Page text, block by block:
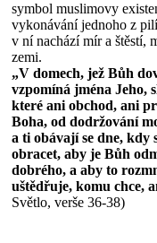
symbol muslimovy
vykonávání jednoho z
v ní nachází mír a štěstí,
zemi.
„V domech, jež Bůh
vzpomíná jména Jeho,
které ani obchod, ani
Boha, od dodržování
a ti obávají se dne, kdy
obracet, aby je Bůh
dobrého, a aby to
uštědřuje, komu chce,
Světlo, verše 36-38)